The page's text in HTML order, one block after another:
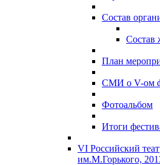
Состав
Состав
План
СМИ о V-ом
Фотоальбом
Итоги
VI Российский
им.М.Горького,